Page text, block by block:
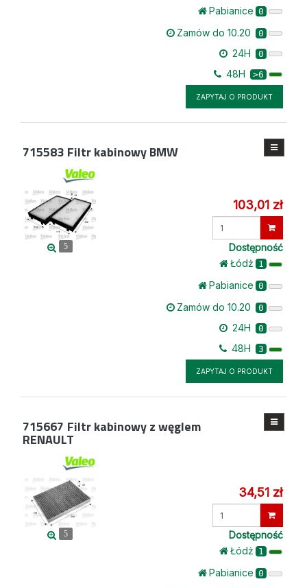
Pabianice 0
Zamów do 10.20 0
24H 0
48H >6
ZAPYTAJ O PRODUKT
715583 Filtr kabinowy BMW
5
103,01 zł
Dostępność
Łódż 1
Pabianice 0
Zamów do 10.20 0
24H 0
48H 3
ZAPYTAJ O PRODUKT
715667 Filtr kabinowy z węglem
RENAULT
5
34,51 zł
Dostępność
Łódż 1
Pabianice 0